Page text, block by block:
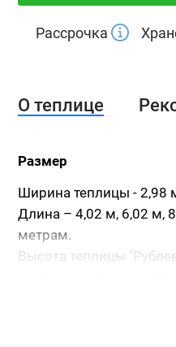
Рассрочка
О теплице
Размер
Ширина теплицы - 2,98
Длина – 4,02 м, 6,02 м,
метрам.
Высота теплицы
Высота указана с